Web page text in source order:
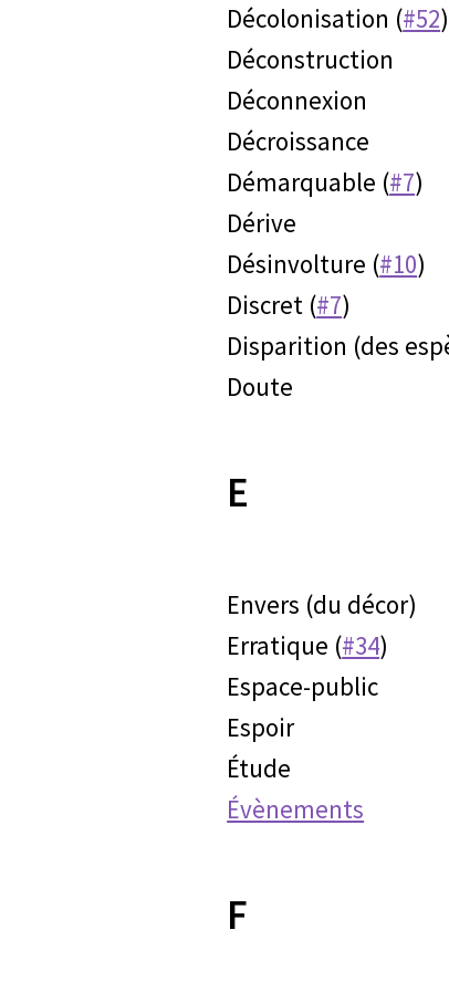
Décolonisation (#52)
Déconstruction
Déconnexion
Décroissance
Démarquable (#7)
Dérive
Désinvolture (#10)
Discret (#7)
Disparition (des
Doute
E
Envers (du décor)
Erratique (#34)
Espace-public
Espoir
Étude
Évènements
F